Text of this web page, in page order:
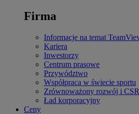
Firma
Informacje na temat
Kariera
Inwestorzy
Centrum prasowe
Przywództwo
Współpraca w świecie sportu
Zrównoważony rozwój i CSR
Ład korporacyjny
Ceny